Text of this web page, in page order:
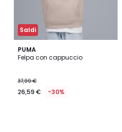
Saldi
PUMA
Felpa con cappuccio
37,99 €
26,59 € -30%